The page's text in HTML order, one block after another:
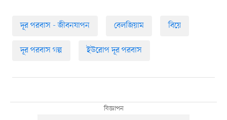
দূর পরবাস - জীবনযাপন বেলজিয়াম বিয়ে
দূর পরবাস গল্প ইউরোপ দূর পরবাস